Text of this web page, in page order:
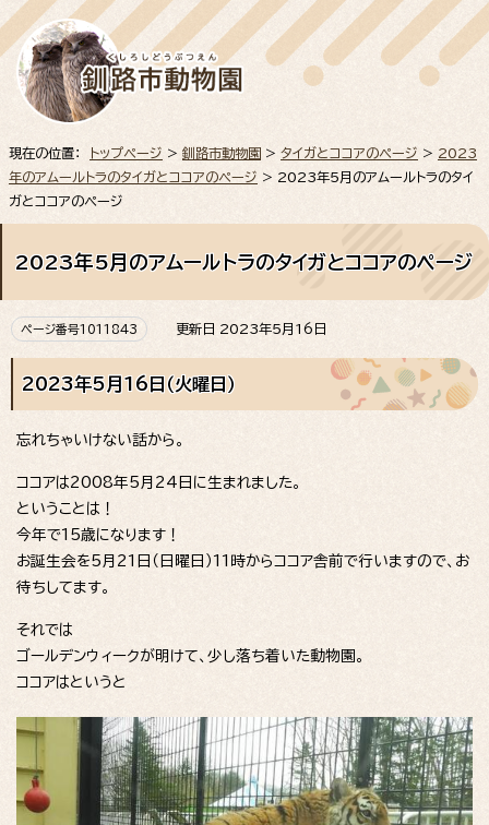
現在の位置： トップページ > 釧路市動物園 > タイガとココアのページ > 2023
年のアムールトラのタイガとココアのページ > 2023年5月のアムールトラのタイ
ガとココアのページ
2023年5月のアムールトラのタイガとココアのページ
ページ番号1011843 更新日 2023年5月16日
2023年5月16日（火曜日）
忘れちゃいけない話から。
ココアは2008年5月24日に生まれました。
ということは！
今年で15歳になります！
お誕生会を5月21日（日曜日）11時からココア舎前で行いますので、お
待ちしてます。
それでは
ゴールデンウィークが明けて、少し落ち着いた動物園。
ココアはというと